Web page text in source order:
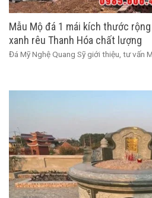
Mẫu Mộ đá 1 mái kích thước
xanh rêu Thanh Hóa chất lượng
Đá Mỹ Nghệ Quang Sỹ giới thiệu, tư vấn